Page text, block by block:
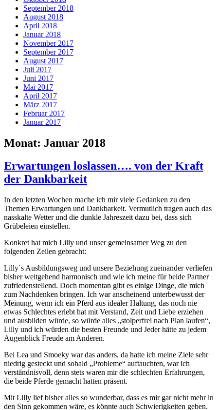
September 2018
August 2018
April 2018
Januar 2018
November 2017
September 2017
August 2017
Juli 2017
Juni 2017
Mai 2017
April 2017
März 2017
Februar 2017
Januar 2017
Monat: Januar 2018
Erwartungen loslassen…. von der Kraft
der Dankbarkeit
In den letzten Wochen mache ich mir viele Gedanken zu den
Themen Erwartungen und Dankbarkeit. Vermutlich tragen auch das
nasskalte Wetter und die dunkle Jahreszeit dazu bei, dass sich
Grübeleien einstellen.
Konkret hat mich Lilly und unser gemeinsamer Weg zu den
folgenden Zeilen gebracht:
Lilly´s Ausbildungsweg und unsere Beziehung zueinander verliefen
bisher weitgehend harmonisch und wie ich meine für beide Partner
zufriedenstellend. Doch momentan gibt es einige Dinge, die mich
zum Nachdenken bringen. Ich war anscheinend unterbewusst der
Meinung, wenn ich ein Pferd aus idealer Haltung, das noch nie
etwas Schlechtes erlebt hat mit Verstand, Zeit und Liebe erziehen
und ausbilden würde, so würde alles „stolperfrei nach Plan laufen“,
Lilly und ich würden die besten Freunde und Jeder hätte zu jedem
Augenblick Freude am Anderen.
Bei Lea und Smoeky war das anders, da hatte ich meine Ziele sehr
niedrig gesteckt und sobald „Probleme“ auftauchten, war ich
verständnisvoll, denn stets waren mir die schlechten Erfahrungen,
die beide Pferde gemacht hatten präsent.
Mit Lilly lief bisher alles so wunderbar, dass es mir gar nicht mehr in
den Sinn gekommen wäre, es könnte auch Schwierigkeiten geben.